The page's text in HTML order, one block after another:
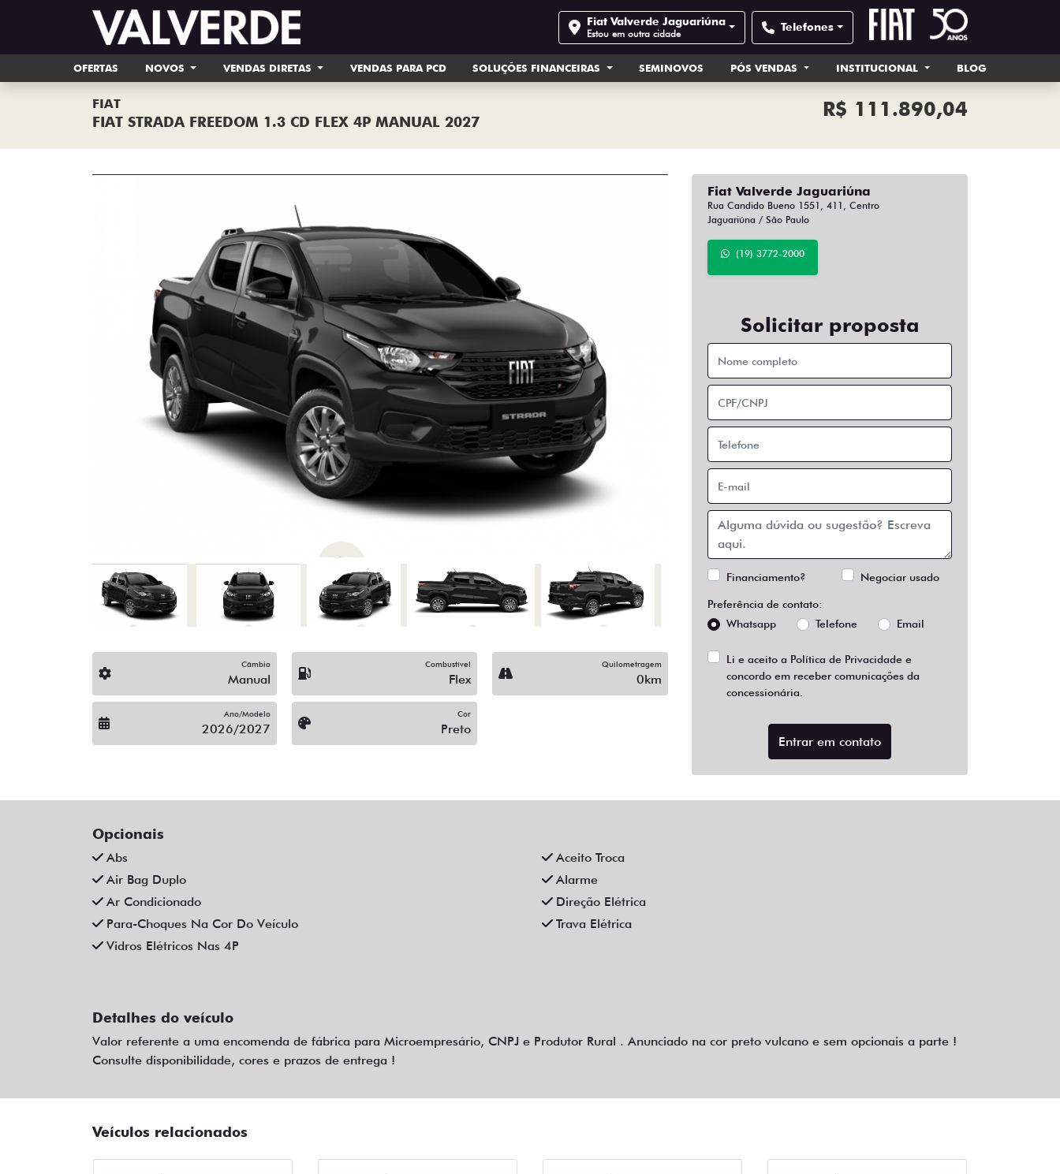
Fiat Valverde Jaguariúna
Estou em outra cidade Telefones
OFERTAS NOVOS VENDAS DIRETAS VENDAS PARA PCD SOLUÇÕES FINANCEIRAS SEMINOVOS PÓS VENDAS INSTITUCIONAL BLOG
FIAT
FIAT STRADA FREEDOM 1.3 CD FLEX 4P MANUAL 2027
R$ 111.890,04
Previous
Câmbio
Manual
Combustível
Flex
Quilometragem
0km
Ano/Modelo
2026/2027
Cor
Preto
Fiat Valverde Jaguariúna
Rua Candido Bueno 1551, 411, Centro
Jaguariúna / São Paulo
(19) 3772-2000
Solicitar proposta
Financiamento? Negociar usado
Preferência de contato:
Whatsapp
Telefone Email
Li e aceito a Política de Privacidade e
concordo em receber comunicações da
concessionária.
Entrar em contato
Opcionais
Abs
Aceito Troca
Air Bag Duplo
Alarme
Ar Condicionado
Direção Elétrica
Para-Choques Na Cor Do Veículo
Trava Elétrica
Vidros Elétricos Nas 4P
Detalhes do veículo
Valor referente a uma encomenda de fábrica para Microempresário, CNPJ e Produtor Rural . Anunciado na cor preto vulcano e sem opcionais a parte !
Consulte disponibilidade, cores e prazos de entrega !
Veículos relacionados